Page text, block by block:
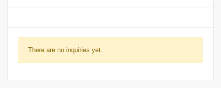
There are no inquiries yet.